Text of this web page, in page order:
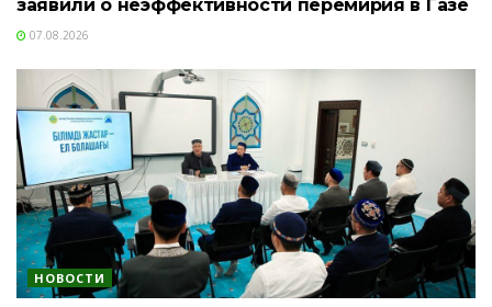
заявили о неэффективности перемирия в Газе
07.08.2026
НОВОСТИ